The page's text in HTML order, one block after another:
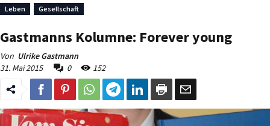
Leben Gesellschaft
Gastmanns Kolumne: Forever young
Von Ulrike Gastmann
31. Mai 2015
0 152